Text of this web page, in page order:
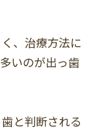
、治療方法に
いのが出っ歯
と判断される